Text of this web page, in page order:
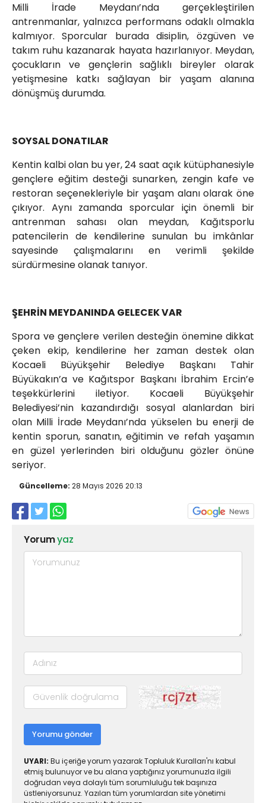
Milli İrade Meydanı’nda gerçekleştirilen
antrenmanlar, yalnızca performans odaklı olmakla
kalmıyor. Sporcular burada disiplin, özgüven ve
takım ruhu kazanarak hayata hazırlanıyor. Meydan,
çocukların ve gençlerin sağlıklı bireyler olarak
yetişmesine katkı sağlayan bir yaşam alanına
dönüşmüş durumda.
SOYSAL DONATILAR
Kentin kalbi olan bu yer, 24 saat açık kütüphanesiyle
gençlere eğitim desteği sunarken, zengin kafe ve
restoran seçenekleriyle bir yaşam alanı olarak öne
çıkıyor. Aynı zamanda sporcular için önemli bir
antrenman sahası olan meydan, Kağıtsporlu
patencilerin de kendilerine sunulan bu imkânlar
sayesinde çalışmalarını en verimli şekilde
sürdürmesine olanak tanıyor.
ŞEHRİN MEYDANINDA GELECEK VAR
Spora ve gençlere verilen desteğin önemine dikkat
çeken ekip, kendilerine her zaman destek olan
Kocaeli Büyükşehir Belediye Başkanı Tahir
Büyükakın’a ve Kağıtspor Başkanı İbrahim Ercin’e
teşekkürlerini iletiyor. Kocaeli Büyükşehir
Belediyesi’nin kazandırdığı sosyal alanlardan biri
olan Milli İrade Meydanı’nda yükselen bu enerji de
kentin sporun, sanatın, eğitimin ve refah yaşamın
en güzel yerlerinden biri olduğunu gözler önüne
seriyor.
Güncelleme: 28 Mayıs 2026 20:13
Yorumyaz
Yorumu gönder
UYARI: Bu içeriğe yorum yazarak Topluluk Kuralları'nı kabul
etmiş bulunuyor ve bu alana yaptığınız yorumunuzla ilgili
doğrudan veya dolaylı tüm sorumluluğu tek başınıza
üstleniyorsunuz. Yazılan tüm yorumlardan site yönetimi